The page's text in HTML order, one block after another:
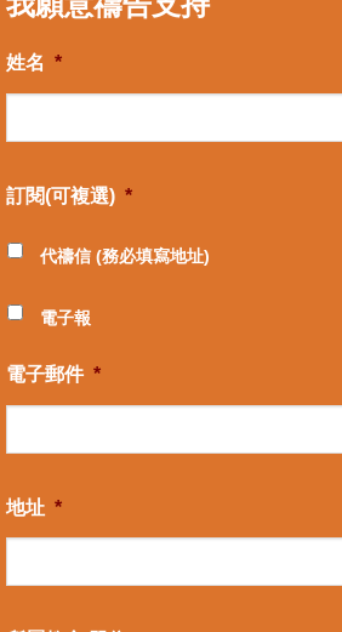
姓名 *
訂閱(可複選) *
代禱信 (務必填寫地址)
電子報
電子郵件 *
地址 *